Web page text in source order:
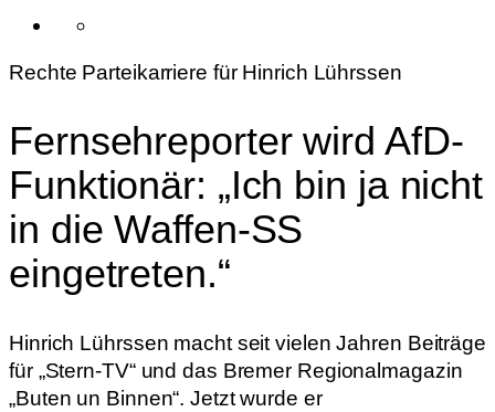
Rechte Parteikarriere für Hinrich Lührssen
Fernsehreporter wird AfD-
Funktionär: „Ich bin ja nicht
in die Waffen-SS
eingetreten.“
Hinrich Lührssen macht seit vielen Jahren Beiträge
für „Stern-TV“ und das Bremer Regionalmagazin
„Buten un Binnen“. Jetzt wurde er